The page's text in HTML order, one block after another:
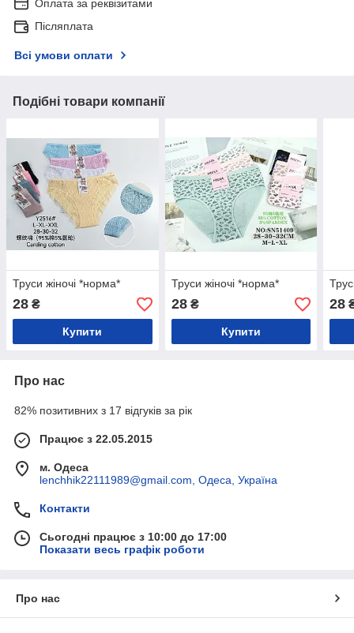
Оплата за реквізитами
Післяплата
Всі умови оплати
Подібні товари компанії
Труси жіночі *норма*
28 ₴
Купити
Труси жіночі *норма*
28₴
Купити
28
Про нас
82% позитивних з 17 відгуків за рік
Працює з 22.05.2015
м. Одеса
lenchhik22111989@gmail.com, Одеса, Україна
Контакти
Сьогодні працює з 10:00 до 17:00
Показати весь графік роботи
Про нас